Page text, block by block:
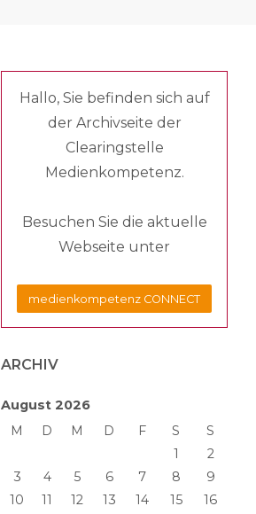
Hallo, Sie befinden sich auf
der Archivseite der
Clearingstelle
Medienkompetenz.
Besuchen Sie die aktuelle
Webseite unter
medienkompetenz CONNECT
ARCHIV
August 2026
M
D M D F S
S
1
2
3
4 5 6 7 8
9
10
11 12 13 14 15
16